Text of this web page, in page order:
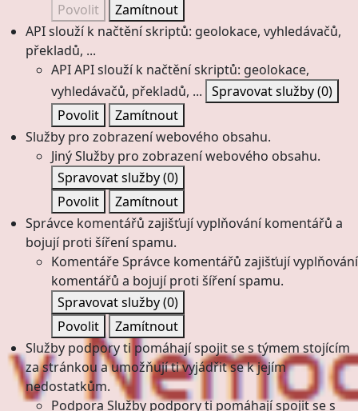
Povolit
Zamítnout
API slouží k načtění skriptů: geolokace, vyhledávačů,
překladů, ...
APIAPI slouží k načtění skriptů: geolokace,
vyhledávačů, překladů, ... Spravovat služby(0)
Povolit
Zamítnout
Služby pro zobrazení webového obsahu.
JinýSlužby pro zobrazení webového obsahu.
Spravovat služby(0)
Povolit
Zamítnout
Správce komentářů zajišťují vyplňování komentářů a
bojují proti šíření spamu.
KomentářeSprávce komentářů zajišťují vyplňování
komentářů a bojují proti šíření spamu.
Spravovat služby(0)
Povolit
Zamítnout
Služby podpory ti pomáhají spojit se s týmem stojícím
za stránkou a umožňují ti vyjádřit se k jejím
nedostatkům.
Podpora Služby podpory ti pomáhají spojit se s